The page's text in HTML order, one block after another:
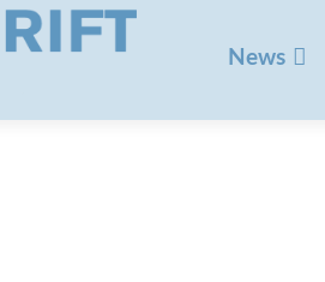
springen
News